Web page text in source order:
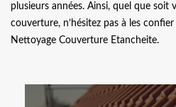
plusieurs années. Ainsi, quel que soit
couverture, n’hésitez pas à les
Nettoyage Couverture Etancheite.